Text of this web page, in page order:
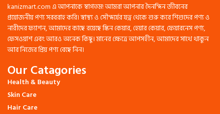
kanizmart.com এ আপনাকে স্বাগতম! আমরা আপনার দৈনন্দিন জীবনের
প্রয়োজনীয় পণ্য সরবরাহ করি। স্বাস্থ্য ও সৌন্দর্যের যত্ন থেকে শুরু করে শিশুদের পণ্য ও
নারীদের ফ্যাশন, আমাদের কাছে রয়েছে স্কিন কেয়ার, হেয়ার কেয়ার, ফেয়ারনেস পণ্য,
ফেসওয়াশ এবং আরও অনেক কিছু। মানের ক্ষেত্রে আপসহীন, আমাদের সাথে থাকুন
আর নিজের প্রিয় পণ্য বেছে নিন।
Our Catagories
Health & Beauty
Skin Care
Hair Care